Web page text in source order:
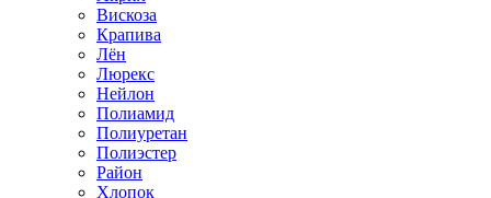
Вискоза
Крапива
Лён
Люрекс
Нейлон
Полиамид
Полиуретан
Полиэстер
Район
Хлопок